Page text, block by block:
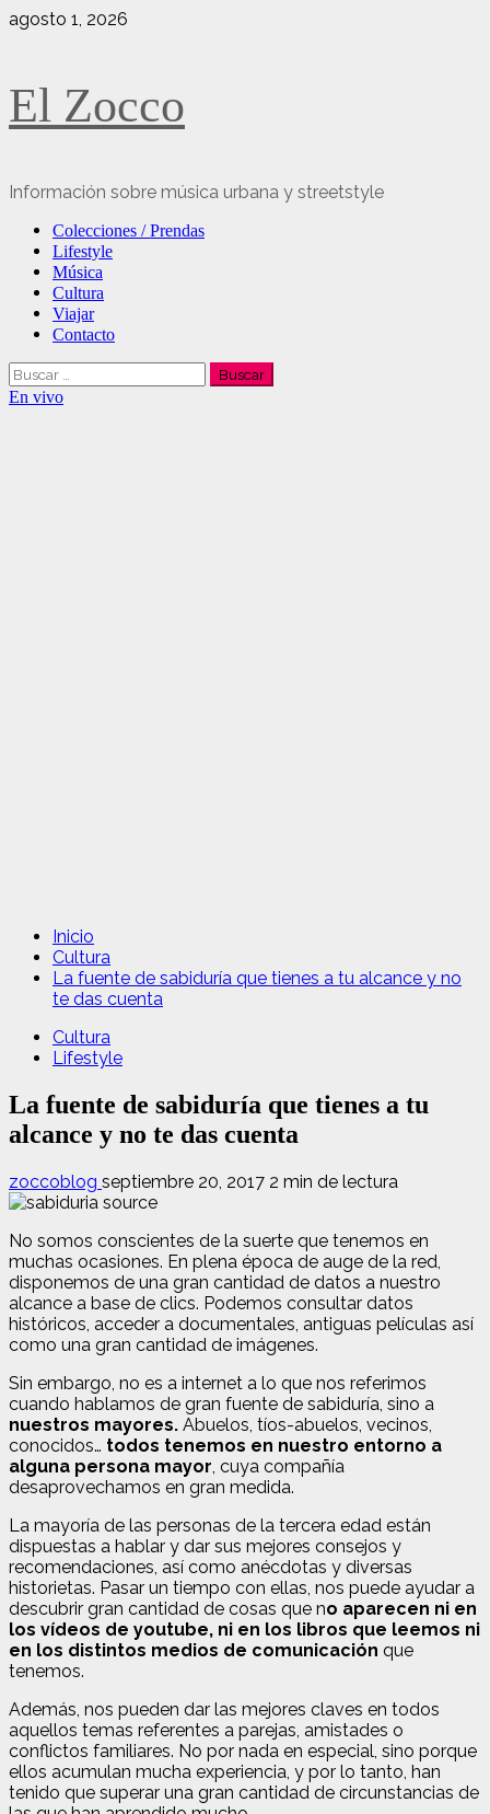
Saltar
agosto 1, 2026
El Zocco
Información sobre música urbana y streetstyle
Menú
principal
Colecciones / Prendas
Lifestyle
Música
Cultura
Viajar
Contacto
Buscar:
En vivo
Inicio
Cultura
La fuente de sabiduría que tienes a tu alcance y no
te das cuenta
Cultura
Lifestyle
La fuente de sabiduría que tienes a tu
alcance y no te das cuenta
zoccoblog septiembre 20, 2017 2 min de lectura
No somos conscientes de la suerte que tenemos en
muchas ocasiones. En plena época de auge de la red,
disponemos de una gran cantidad de datos a nuestro
alcance a base de clics. Podemos consultar datos
históricos, acceder a documentales, antiguas películas así
como una gran cantidad de imágenes.
Sin embargo, no es a internet a lo que nos referimos
cuando hablamos de gran fuente de sabiduría, sino a
nuestros mayores. Abuelos, tíos-abuelos, vecinos,
conocidos… todos tenemos en nuestro entorno a
alguna persona mayor, cuya compañía
desaprovechamos en gran medida.
La mayoría de las personas de la tercera edad están
dispuestas a hablar y dar sus mejores consejos y
recomendaciones, así como anécdotas y diversas
historietas. Pasar un tiempo con ellas, nos puede ayudar a
descubrir gran cantidad de cosas que no aparecen ni en
los vídeos de youtube, ni en los libros que leemos ni
en los distintos medios de comunicación que
tenemos.
Además, nos pueden dar las mejores claves en todos
aquellos temas referentes a parejas, amistades o
conflictos familiares. No por nada en especial, sino porque
ellos acumulan mucha experiencia, y por lo tanto, han
tenido que superar una gran cantidad de circunstancias de